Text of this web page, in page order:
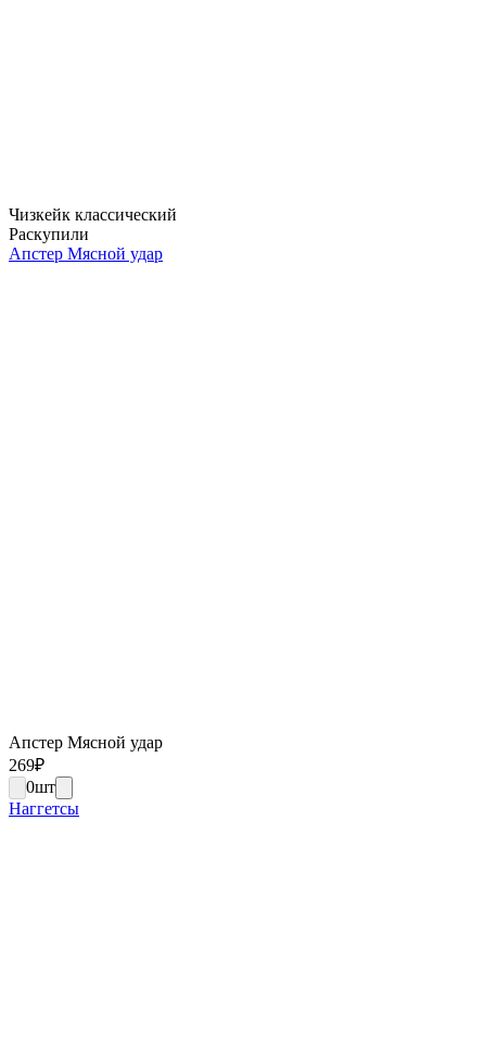
Чизкейк классический
Раскупили
Апстер Мясной удар
Апстер Мясной удар
269₽
0шт
Наггетсы